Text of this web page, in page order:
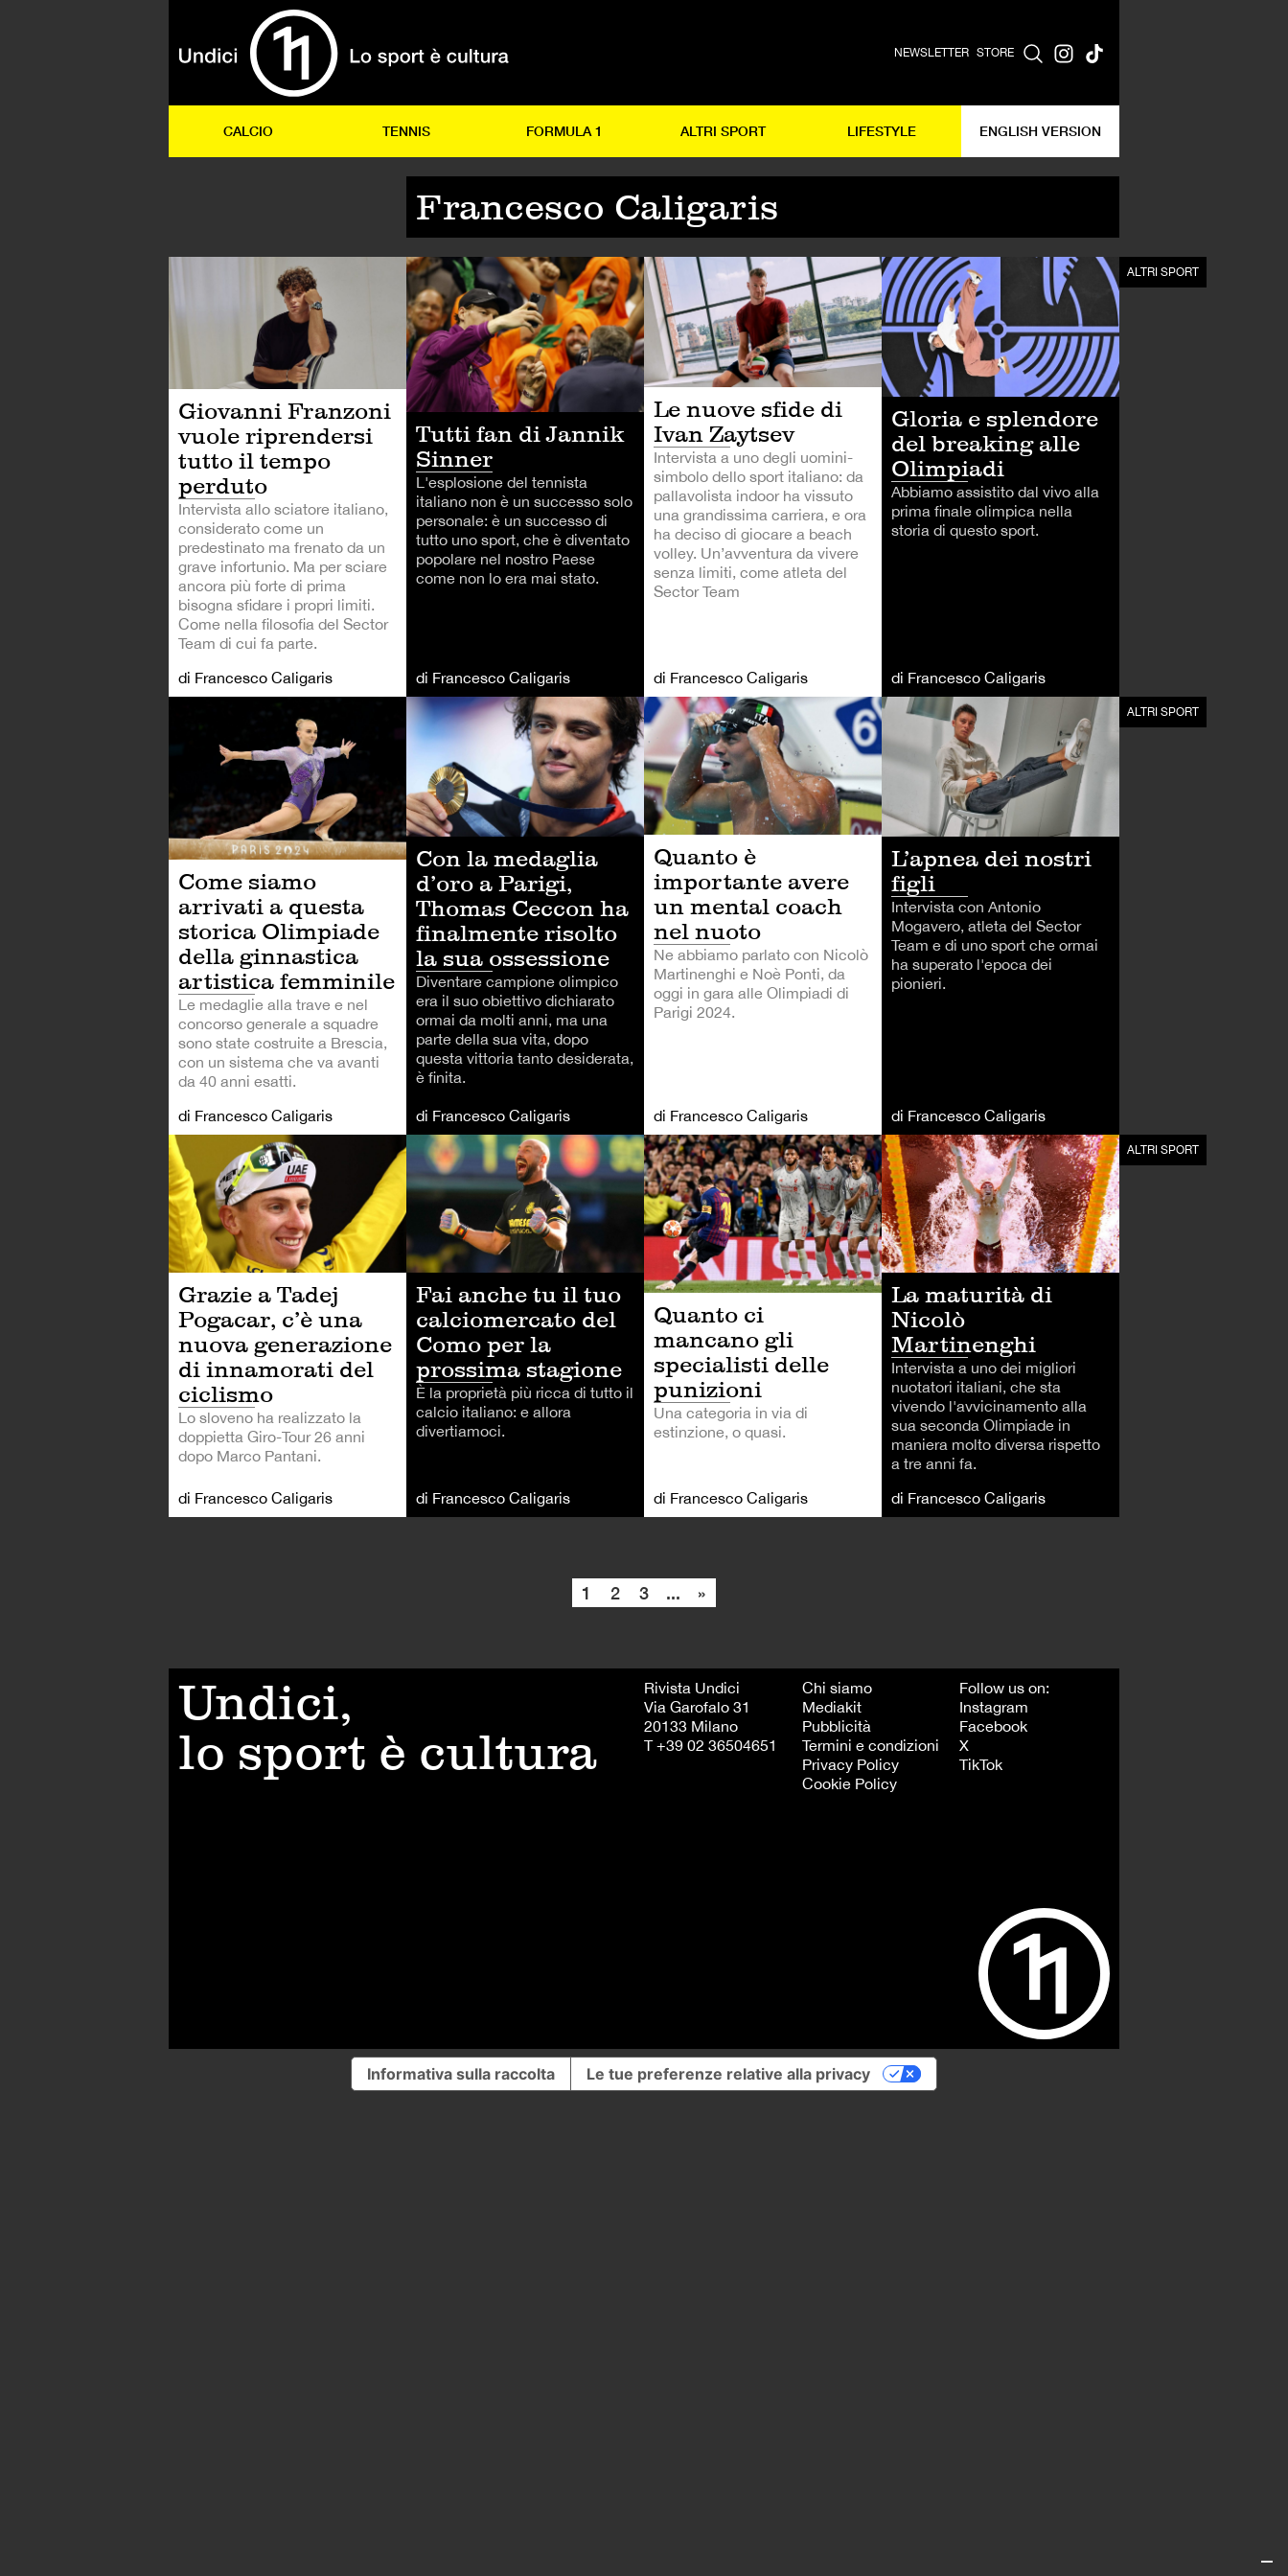
NEWSLETTER STORE
CALCIO TENNIS FORMULA 1 ALTRI SPORT LIFESTYLE ENGLISH VERSION
Francesco Caligaris
ALTRI SPORT
Giovanni Franzoni
vuole riprendersi
tutto il tempo
perduto
Intervista allo sciatore italiano,
considerato come un
predestinato ma frenato da un
grave infortunio. Ma per sciare
ancora più forte di prima
bisogna sfidare i propri limiti.
Come nella filosofia del Sector
Team di cui fa parte.
di Francesco Caligaris
TENNIS
Tutti fan di Jannik
Sinner
L'esplosione del tennista
italiano non è un successo solo
personale: è un successo di
tutto uno sport, che è diventato
popolare nel nostro Paese
come non lo era mai stato.
di Francesco Caligaris
ALTRI SPORT
Le nuove sfide di
Ivan Zaytsev
Intervista a uno degli uomini-
simbolo dello sport italiano: da
pallavolista indoor ha vissuto
una grandissima carriera, e ora
ha deciso di giocare a beach
volley. Un’avventura da vivere
senza limiti, come atleta del
Sector Team
di Francesco Caligaris
ALTRI SPORT
Gloria e splendore
del breaking alle
Olimpiadi
Abbiamo assistito dal vivo alla
prima finale olimpica nella
storia di questo sport.
di Francesco Caligaris
ALTRI SPORT
Come siamo
arrivati a questa
storica Olimpiade
della ginnastica
artistica femminile
Le medaglie alla trave e nel
concorso generale a squadre
sono state costruite a Brescia,
con un sistema che va avanti
da 40 anni esatti.
di Francesco Caligaris
ALTRI SPORT
Con la medaglia
d’oro a Parigi,
Thomas Ceccon ha
finalmente risolto
la sua ossessione
Diventare campione olimpico
era il suo obiettivo dichiarato
ormai da molti anni, ma una
parte della sua vita, dopo
questa vittoria tanto desiderata,
è finita.
di Francesco Caligaris
ALTRI SPORT
Quanto è
importante avere
un mental coach
nel nuoto
Ne abbiamo parlato con Nicolò
Martinenghi e Noè Ponti, da
oggi in gara alle Olimpiadi di
Parigi 2024.
di Francesco Caligaris
ALTRI SPORT
L’apnea dei nostri
figli
Intervista con Antonio
Mogavero, atleta del Sector
Team e di uno sport che ormai
ha superato l'epoca dei
pionieri.
di Francesco Caligaris
ALTRI SPORT
Grazie a Tadej
Pogacar, c’è una
nuova generazione
di innamorati del
ciclismo
Lo sloveno ha realizzato la
doppietta Giro-Tour 26 anni
dopo Marco Pantani.
di Francesco Caligaris
CALCIO
Fai anche tu il tuo
calciomercato del
Como per la
prossima stagione
È la proprietà più ricca di tutto il
calcio italiano: e allora
divertiamoci.
di Francesco Caligaris
CALCIO
Quanto ci
mancano gli
specialisti delle
punizioni
Una categoria in via di
estinzione, o quasi.
di Francesco Caligaris
ALTRI SPORT
La maturità di
Nicolò
Martinenghi
Intervista a uno dei migliori
nuotatori italiani, che sta
vivendo l'avvicinamento alla
sua seconda Olimpiade in
maniera molto diversa rispetto
a tre anni fa.
di Francesco Caligaris
1 2 3 ... »
Undici,
lo sport è cultura
Rivista Undici
Via Garofalo 31
20133 Milano
T +39 02 36504651
Chi siamo
Mediakit
Pubblicità
Termini e condizioni
Privacy Policy
Cookie Policy
Follow us on:
Instagram
Facebook
X
TikTok
Informativa sulla raccolta Le tue preferenze relative alla privacy